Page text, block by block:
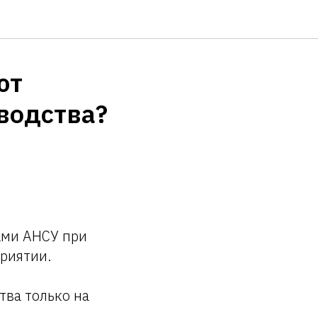
АНСУ при
только на